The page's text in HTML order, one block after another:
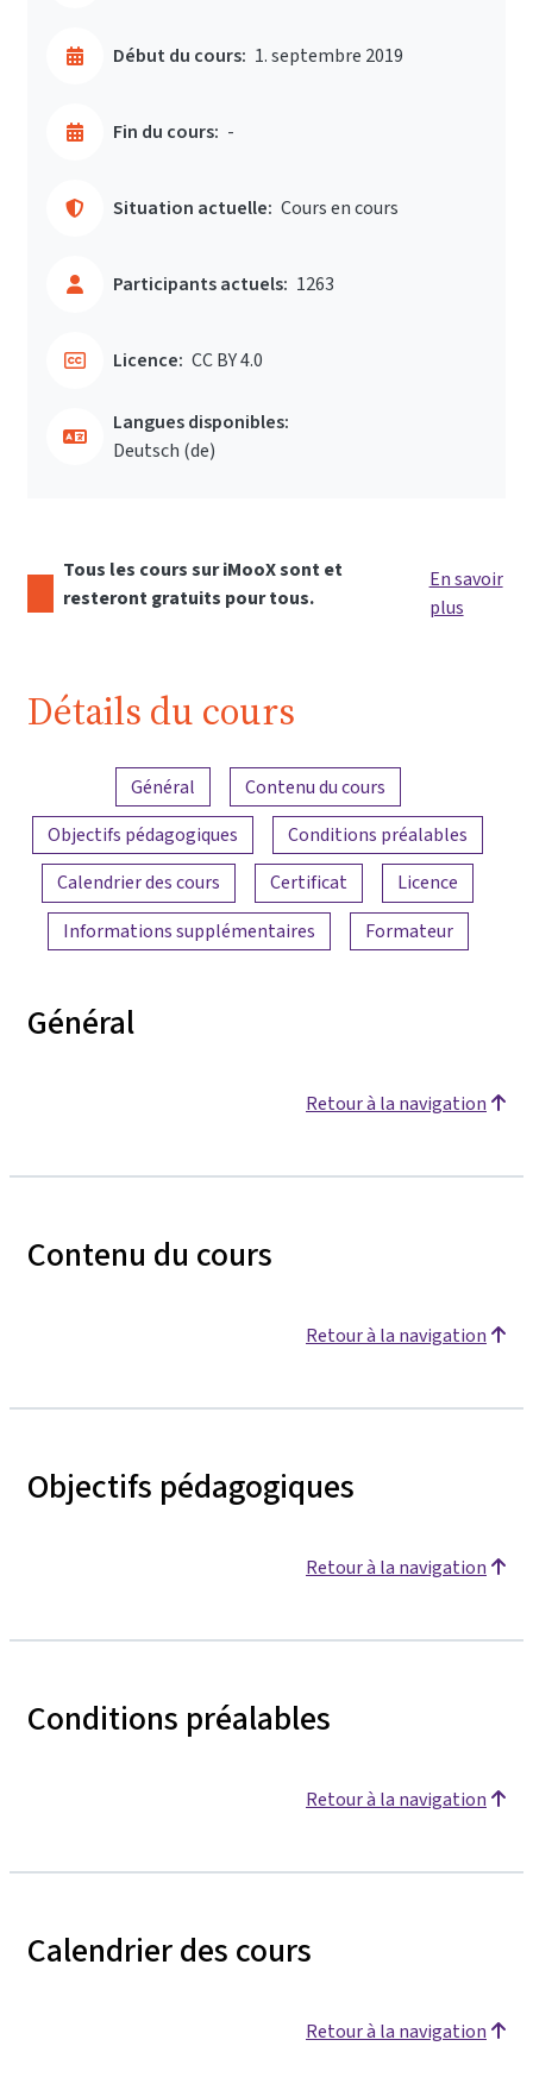
Début du cours: 1. septembre 2019
Fin du cours: -
Situation actuelle: Cours en cours
Participants actuels: 1263
Licence: CC BY 4.0
Langues disponibles:
Deutsch ‎(de)‎
Tous les cours sur iMooX sont et
resteront gratuits pour tous.
En savoir
plus
Détails du cours
Aperçu du contenu
Général
Contenu du cours
Objectifs pédagogiques
Conditions préalables
Calendrier des cours
Certificat
Licence
Informations supplémentaires
Formateur
Général
Retour à la navigation
Contenu du cours
Retour à la navigation
Objectifs pédagogiques
Retour à la navigation
Conditions préalables
Retour à la navigation
Calendrier des cours
Retour à la navigation